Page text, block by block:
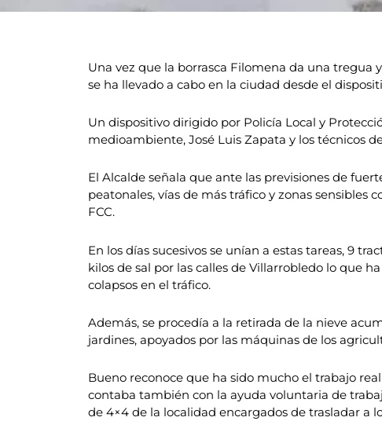
Una vez que la borrasca Filomena da una tregua
se ha llevado a cabo en la ciudad desde el
Un dispositivo dirigido por Policía Local y
medioambiente, José Luis Zapata y los técnicos
El Alcalde señala que ante las previsiones de
peatonales, vías de más tráfico y zonas sensibles
FCC.
En los días sucesivos se unían a estas tareas, 9
kilos de sal por las calles de Villarrobledo lo que
colapsos en el tráfico.
Además, se procedía a la retirada de la nieve
jardines, apoyados por las máquinas de los
Bueno reconoce que ha sido mucho el trabajo
contaba también con la ayuda voluntaria de
de 4×4 de la localidad encargados de trasladar a